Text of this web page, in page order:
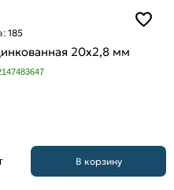
185
20х2,8 мм
В корзину